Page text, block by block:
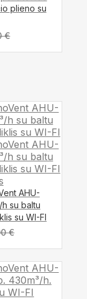
plieno su
€
AHU-
su baltu
su WI-FI
€